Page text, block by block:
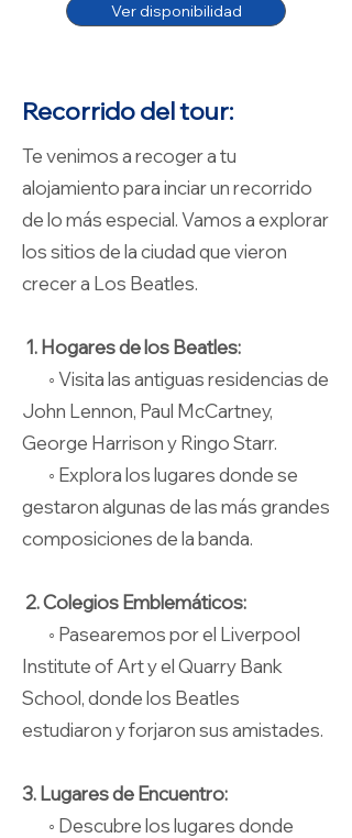
Ver disponibilidad
Recorrido del tour:
Te venimos a recoger a tu
alojamiento para inciar un recorrido
de lo más especial. Vamos a explorar
los sitios de la ciudad que vieron
crecer a Los Beatles.
1. Hogares de los Beatles:
◦ Visita las antiguas residencias de
John Lennon, Paul McCartney,
George Harrison y Ringo Starr.
◦ Explora los lugares donde se
gestaron algunas de las más grandes
composiciones de la banda.
2. Colegios Emblemáticos:
◦ Pasearemos por el Liverpool
Institute of Art y el Quarry Bank
School, donde los Beatles
estudiaron y forjaron sus amistades.
3. Lugares de Encuentro:
◦ Descubre los lugares donde